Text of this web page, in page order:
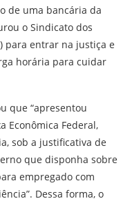
de uma bancária da
o Sindicato dos
para entrar na justiça e
horária para cuidar
que “apresentou
Econômica Federal,
sob a justificativa de
que disponha sobre
empregado com
Dessa forma, o